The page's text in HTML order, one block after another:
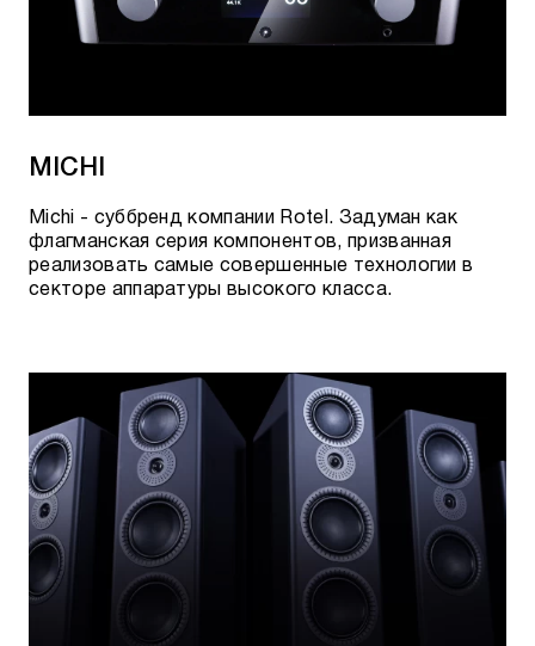
MICHI
Michi - суббренд компании Rotel. Задуман как
флагманская серия компонентов, призванная
реализовать самые совершенные технологии в
секторе аппаратуры высокого класса.